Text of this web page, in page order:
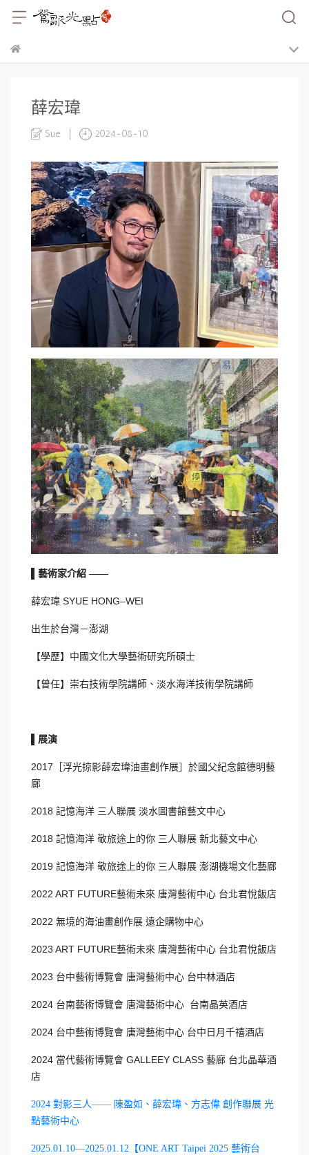
薛宏瑋
Sue 2024-08-10
▌藝術家介紹 ——
薛宏瑋 SYUE HONG–WEI
出生於台灣－澎湖
【學歷】中國文化大學藝術研究所碩士
【曾任】崇右技術學院講師、淡水海洋技術學院講師
展演
2017［浮光掠影薛宏瑋油畫創作展］於國父紀念館德明藝
廊
2018 記憶海洋 三人聯展 淡水圖書館藝文中心
2018 記憶海洋 敬旅途上的你 三人聯展 新北藝文中心
2019 記憶海洋 敬旅途上的你 三人聯展 澎湖機場文化藝廊
2022 ART FUTURE藝術未來 唐灣藝術中心 台北君悅飯店
2022 無境的海油畫創作展 遠企購物中心
2023 ART FUTURE藝術未來 唐灣藝術中心 台北君悅飯店
2023 台中藝術博覽會 唐灣藝術中心 台中林酒店
2024 台南藝術博覽會 唐灣藝術中心 台南晶英酒店
2024 台中藝術博覽會 唐灣藝術中心 台中日月千禧酒店
2024 當代藝術博覽會 GALLEEY CLASS 藝廊 台北晶華酒
店
2024 對影三人—— 陳盈如、薛宏瑋、方志偉 創作聯展 光
點藝術中心
2025.01.10—2025.01.12【ONE ART Taipei 2025 藝術台